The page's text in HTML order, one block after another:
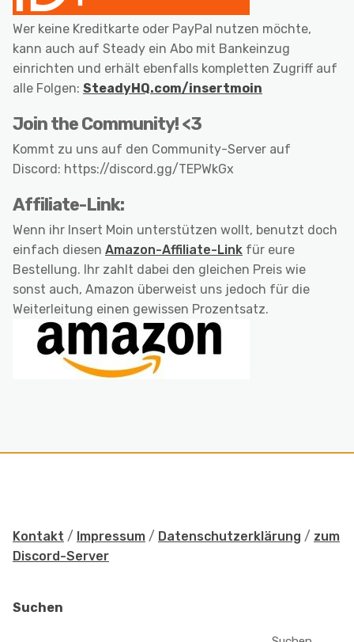
Wer keine Kreditkarte oder PayPal nutzen möchte,
kann auch auf Steady ein Abo mit Bankeinzug
einrichten und erhält ebenfalls kompletten Zugriff auf
alle Folgen: SteadyHQ.com/insertmoin
Join the Community! <3
Kommt zu uns auf den Community-Server auf
Discord: https://discord.gg/TEPWkGx
Affiliate-Link:
Wenn ihr Insert Moin unterstützen wollt, benutzt doch
einfach diesen Amazon-Affiliate-Link für eure
Bestellung. Ihr zahlt dabei den gleichen Preis wie
sonst auch, Amazon überweist uns jedoch für die
Weiterleitung einen gewissen Prozentsatz.
Kontakt / Impressum / Datenschutzerklärung / zum
Discord-Server
Suchen